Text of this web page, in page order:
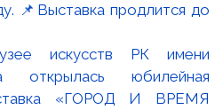
искусств РК имени
открылась юбилейная
«ГОРОД И ВРЕМЯ